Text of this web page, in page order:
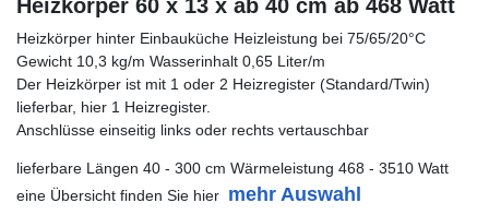
Heizkörper 60 x 13 x ab 40 cm ab 468 Watt
Heizkörper hinter Einbauküche Heizleistung bei 75/65/20°C
Gewicht 10,3 kg/m Wasserinhalt 0,65 Liter/m
Der Heizkörper ist mit 1 oder 2 Heizregister (Standard/Twin)
lieferbar, hier 1 Heizregister.
Anschlüsse einseitig links oder rechts vertauschbar
lieferbare Längen 40 - 300 cm Wärmeleistung 468 - 3510 Watt
eine Übersicht finden Sie hier mehr Auswahl